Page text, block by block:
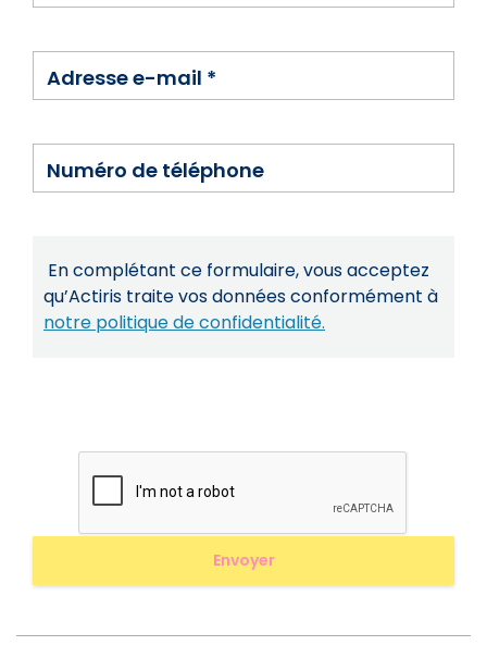
Adresse e-mail *
Numéro de téléphone
En complétant ce formulaire, vous acceptez
qu’Actiris traite vos données conformément à
notre politique de confidentialité.